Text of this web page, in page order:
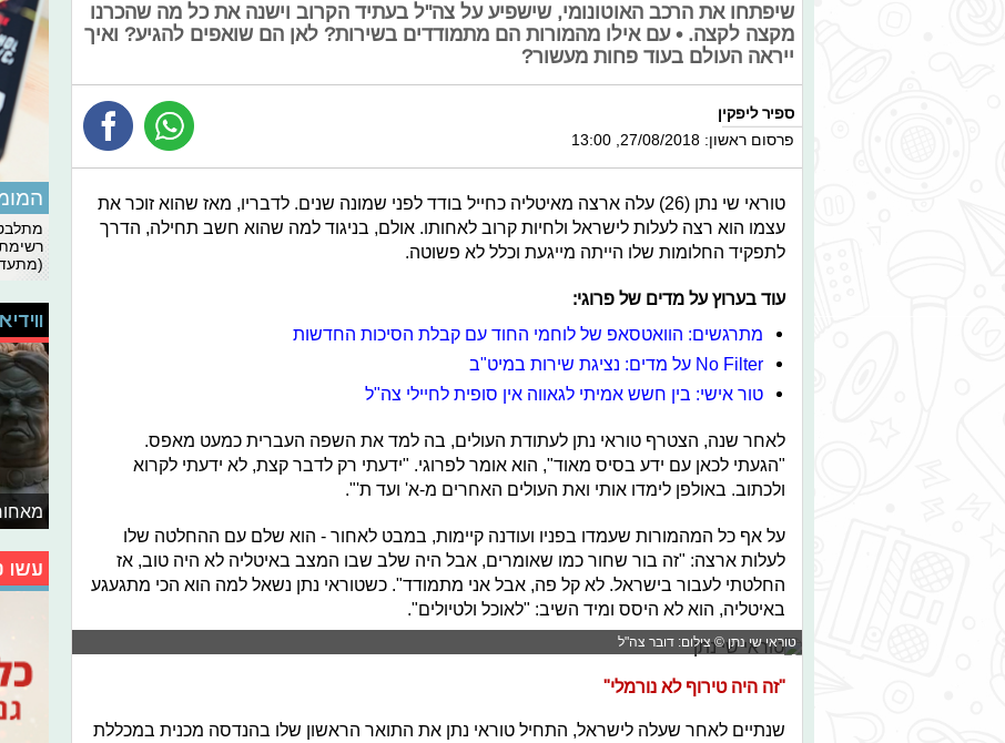
שיפתחו את הרכב האוטונומי, שישפיע על צה"ל בעתיד הקרוב וישנה את כל מה שהכרנו
מקצה לקצה. • עם אילו מהמורות הם מתמודדים בשירות? לאן הם שואפים להגיע? ואיך
ייראה העולם בעוד פחות מעשור?
ספיר ליפקין
פרסום ראשון: 27/08/2018, 13:00
טוראי שי נתן (26) עלה ארצה מאיטליה כחייל בודד לפני שמונה שנים. לדבריו, מאז שהוא זוכר את
עצמו הוא רצה לעלות לישראל ולחיות קרוב לאחותו. אולם, בניגוד למה שהוא חשב תחילה, הדרך
לתפקיד החלומות שלו הייתה מייגעת וכלל לא פשוטה.
עוד בערוץ על מדים של פרוגי:
מתרגשים: הוואטסאפ של לוחמי החוד עם קבלת הסיכות החדשות
No Filter על מדים: נציגת שירות במיט"ב
טור אישי: בין חשש אמיתי לגאווה אין סופית לחיילי צה"ל
לאחר שנה, הצטרף טוראי נתן לעתודת העולים, בה למד את השפה העברית כמעט מאפס.
"הגעתי לכאן עם ידע בסיס מאוד", הוא אומר לפרוגי. "ידעתי רק לדבר קצת, לא ידעתי לקרוא
ולכתוב. באולפן לימדו אותי ואת העולים האחרים מ-א' ועד ת'".
על אף כל המהמורות שעמדו בפניו ועודנה קיימות, במבט לאחור - הוא שלם עם ההחלטה שלו
לעלות ארצה: "זה בור שחור כמו שאומרים, אבל היה שלב שבו המצב באיטליה לא היה טוב, אז
החלטתי לעבור בישראל. לא קל פה, אבל אני מתמודד". כשטוראי נתן נשאל למה הוא הכי מתגעגע
באיטליה, הוא לא היסס ומיד השיב: "לאוכל ולטיולים".
טוראי שי נתן © צילום: דובר צה"ל
"זה היה טירוף לא נורמלי"
שנתיים לאחר שעלה לישראל, התחיל טוראי נתן את התואר הראשון שלו בהנדסה מכנית במכללת
עשו